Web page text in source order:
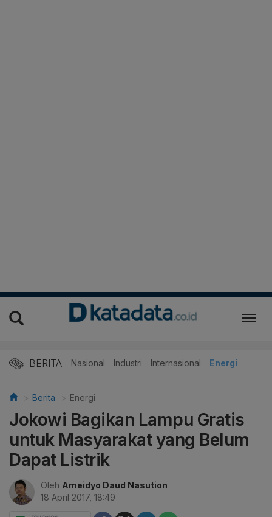
BERITA Nasional Industri Internasional Energi
Berita Energi
Jokowi Bagikan Lampu Gratis
untuk Masyarakat yang Belum
Dapat Listrik
Oleh Ameidyo Daud Nasution
18 April 2017, 18:49